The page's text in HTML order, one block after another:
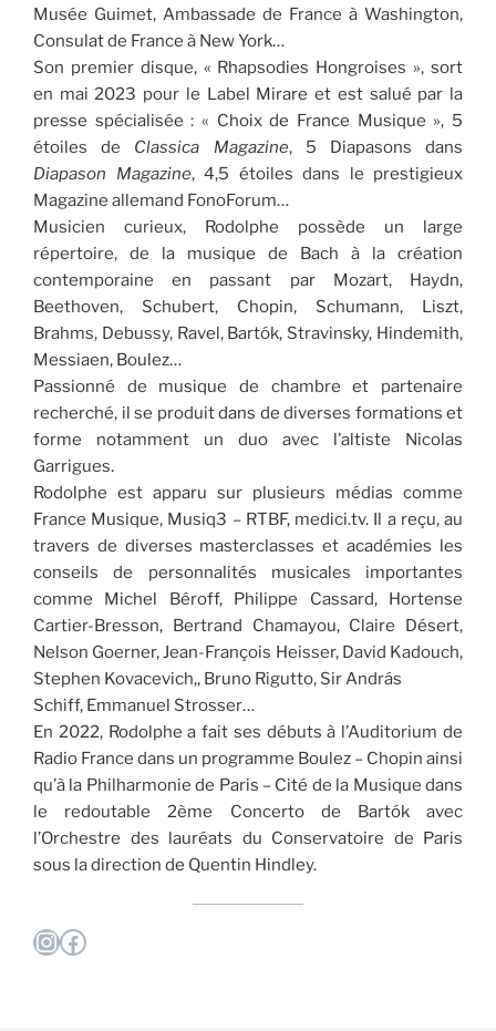
Musée Guimet, Ambassade de France à Washington,
Consulat de France à New York…
Son premier disque, « Rhapsodies Hongroises », sort
en mai 2023 pour le Label Mirare et est salué par la
presse spécialisée : « Choix de France Musique », 5
étoiles de Classica Magazine, 5 Diapasons dans
Diapason Magazine, 4,5 étoiles dans le prestigieux
Magazine allemand FonoForum…
Musicien curieux, Rodolphe possède un large
répertoire, de la musique de Bach à la création
contemporaine en passant par Mozart, Haydn,
Beethoven, Schubert, Chopin, Schumann, Liszt,
Brahms, Debussy, Ravel, Bartók, Stravinsky, Hindemith,
Messiaen, Boulez…
Passionné de musique de chambre et partenaire
recherché, il se produit dans de diverses formations et
forme notamment un duo avec l’altiste Nicolas
Garrigues.
Rodolphe est apparu sur plusieurs médias comme
France Musique, Musiq3 – RTBF, medici.tv. Il a reçu, au
travers de diverses masterclasses et académies les
conseils de personnalités musicales importantes
comme Michel Béroff, Philippe Cassard, Hortense
Cartier-Bresson, Bertrand Chamayou, Claire Désert,
Nelson Goerner, Jean-François Heisser, David Kadouch,
Stephen Kovacevich,, Bruno Rigutto, Sir András
Schiff, Emmanuel Strosser…
En 2022, Rodolphe a fait ses débuts à l’Auditorium de
Radio France dans un programme Boulez – Chopin ainsi
qu’à la Philharmonie de Paris – Cité de la Musique dans
le redoutable 2ème Concerto de Bartók avec
l’Orchestre des lauréats du Conservatoire de Paris
sous la direction de Quentin Hindley.
Instagram
Facebook